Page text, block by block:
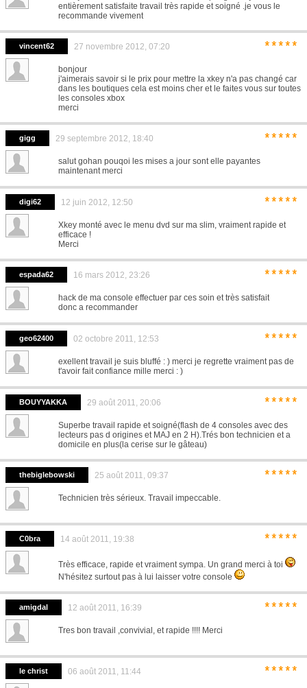
entièrement satisfaite travail très rapide et soigné .je vous le
recommande vivement
vincent62 27 novembre 2012, 07:20 *****
bonjour
j'aimerais savoir si le prix pour mettre la xkey n'a pas changé car
dans les boutiques cela est moins cher et le faites vous sur toutes
les consoles xbox
merci
gigg 29 septembre 2012, 18:40 *****
salut gohan pouqoi les mises a jour sont elle payantes
maintenant merci
digi62 12 juin 2012, 12:50 *****
Xkey monté avec le menu dvd sur ma slim, vraiment rapide et
efficace !
Merci
espada62 16 mars 2012, 23:26 *****
hack de ma console effectuer par ces soin et très satisfait
donc a recommander
geo62400 02 octobre 2011, 12:53 *****
exellent travail je suis bluffé : ) merci je regrette vraiment pas de
t'avoir fait confiance mille merci : )
BOUYYAKKA 29 août 2011, 20:06 *****
Superbe travail rapide et soigné(flash de 4 consoles avec des
lecteurs pas d origines et MAJ en 2 H).Trés bon technicien et a
domicile en plus(la cerise sur le gâteau)
thebiglebowski 25 août 2011, 09:37 *****
Technicien très sérieux. Travail impeccable.
C0bra 14 août 2011, 19:38 *****
Très efficace, rapide et vraiment sympa. Un grand merci à toi
N'hésitez surtout pas à lui laisser votre console
amigdal 12 août 2011, 16:39 *****
Tres bon travail ,convivial, et rapide !!!! Merci
le christ 06 août 2011, 11:44 *****